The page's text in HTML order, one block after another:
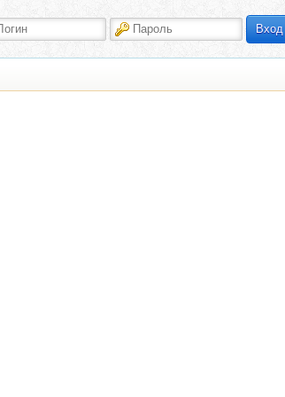
Вход